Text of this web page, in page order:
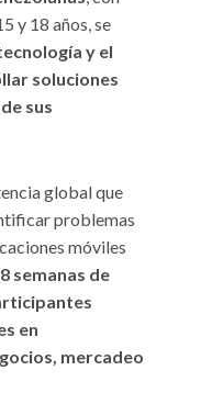
y 18 años, se
y el
soluciones
sus
global que
problemas
móviles
semanas de
en
mercadeo